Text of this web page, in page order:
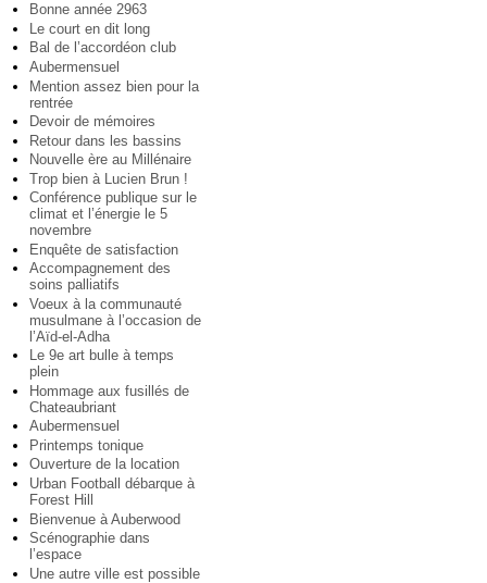
Bonne année 2963
Le court en dit long
Bal de l’accordéon club
Aubermensuel
Mention assez bien pour la
rentrée
Devoir de mémoires
Retour dans les bassins
Nouvelle ère au Millénaire
Trop bien à Lucien Brun !
Conférence publique sur le
climat et l’énergie le 5
novembre
Enquête de satisfaction
Accompagnement des
soins palliatifs
Voeux à la communauté
musulmane à l’occasion de
l’Aïd-el-Adha
Le 9e art bulle à temps
plein
Hommage aux fusillés de
Chateaubriant
Aubermensuel
Printemps tonique
Ouverture de la location
Urban Football débarque à
Forest Hill
Bienvenue à Auberwood
Scénographie dans
l’espace
Une autre ville est possible